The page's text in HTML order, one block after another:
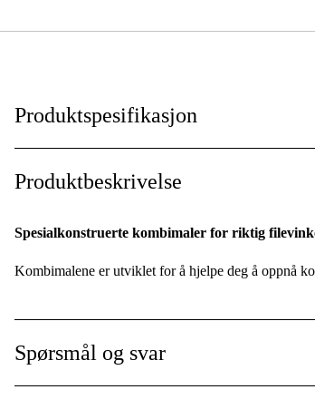
Produktspesifikasjon
Kortnummer
Produktbeskrivelse
Spesialkonstruerte kombimaler for riktig
Kombimalene er utviklet for å hjelpe deg å oppnå
Spørsmål og svar